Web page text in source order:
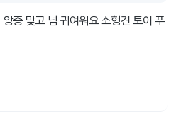
증 맞고 넘 귀여워요 소형견 토이 푸